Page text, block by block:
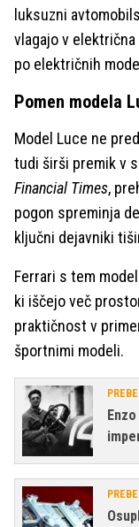
luksuzni
vlagajo v
po električnih
Pomen modela
Model Luce ne
tudi širši premik v
Financial Times,
pogon spreminja
ključni dejavniki
Ferrari s tem
ki iščejo več
praktičnost v
športnimi modeli.